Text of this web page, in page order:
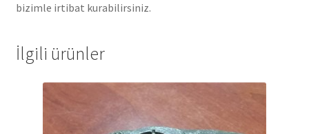
bizimle irtibat kurabilirsiniz.
İlgili ürünler